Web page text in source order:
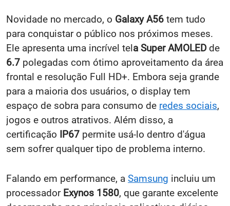
Novidade no mercado, o Galaxy A56 tem tudo
para conquistar o público nos próximos meses.
Ele apresenta uma incrível tela Super AMOLEDde
6.7 polegadas com ótimo aproveitamento da área
frontal e resolução Full HD+. Embora seja grande
para a maioria dos usuários, o display tem
espaço de sobra para consumo de redes sociais,
jogos e outros atrativos. Além disso, a
certificação IP67 permite usá-lo dentro d'água
sem sofrer qualquer tipo de problema interno.
Falando em performance, a Samsung incluiu um
processadorExynos 1580, que garante excelente